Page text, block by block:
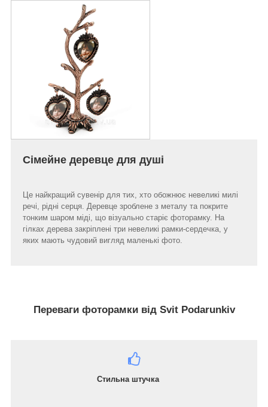
Сімейне деревце для душі
Це найкращий сувенір для тих, хто обожнює невеликі милі
речі, рідні серця. Деревце зроблене з металу та покрите
тонким шаром міді, що візуально старіє фоторамку. На
гілках дерева закріплені три невеликі рамки-сердечка, у
яких мають чудовий вигляд маленькі фото.
Переваги фоторамки від Svit Podarunkiv
Стильна штучка